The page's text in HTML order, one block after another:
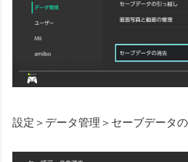
設定＞データ管理＞セーブデータ